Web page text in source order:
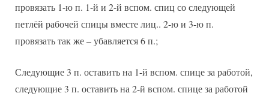
провязать 1-ю п. 1-й и 2-й вспом. спиц со следующей
петлёй рабочей спицы вместе лиц.. 2-ю и 3-ю п.
провязать так же – убавляется 6 п.;
Следующие 3 п. оставить на 1-й вспом. спице за работой,
следующие 3 п. оставить на 2-й вспом. спице за работой